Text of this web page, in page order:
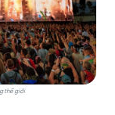
thế giới